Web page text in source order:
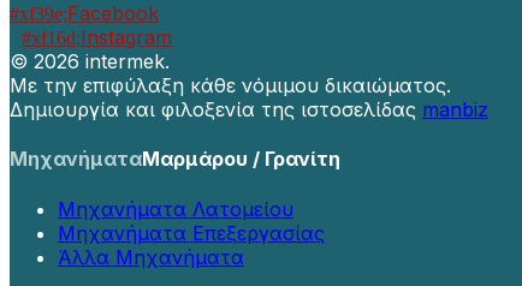
Facebook
Instagram
© 2026 intermek.
Με την επιφύλαξη κάθε νόμιμου δικαιώματος.
Δημιουργία και φιλοξενία της ιστοσελίδας manbiz
ΜηχανήματαΜαρμάρου / Γρανίτη
Μηχανήματα Λατομείου
Μηχανήματα Επεξεργασίας
Άλλα Μηχανήματα